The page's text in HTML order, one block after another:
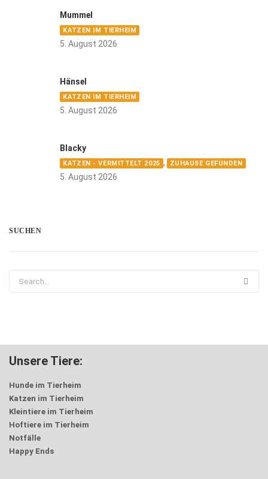
Mummel
KATZEN IM TIERHEIM
5. August 2026
Hänsel
KATZEN IM TIERHEIM
5. August 2026
Blacky
KATZEN - VERMITTELT 2025 , ZUHAUSE GEFUNDEN
5. August 2026
SUCHEN
Unsere Tiere:
Hunde im Tierheim
Katzen im Tierheim
Kleintiere im Tierheim
Hoftiere im Tierheim
Notfälle
Happy Ends